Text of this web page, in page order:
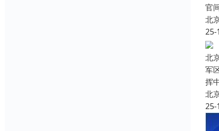
官
北
25-
北
军
挥
北
25-